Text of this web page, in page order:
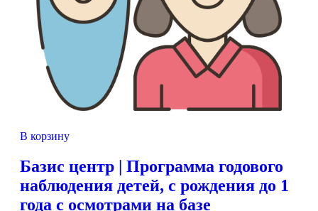
В корзину
Базис центр | Программа годового
наблюдения детей, с рождения до 1
года с осмотрами на базе